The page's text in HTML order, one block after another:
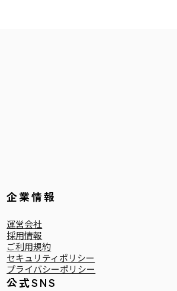
企業情報
運営会社
採用情報
ご利用規約
セキュリティポリシー
プライバシーポリシー
公式SNS